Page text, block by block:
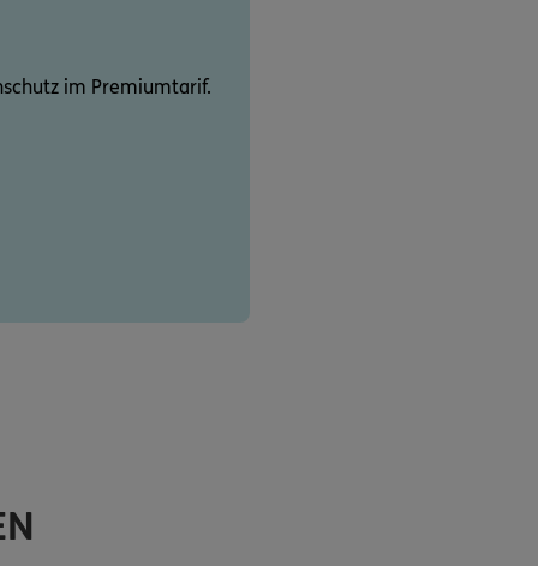
im Premiumtarif.